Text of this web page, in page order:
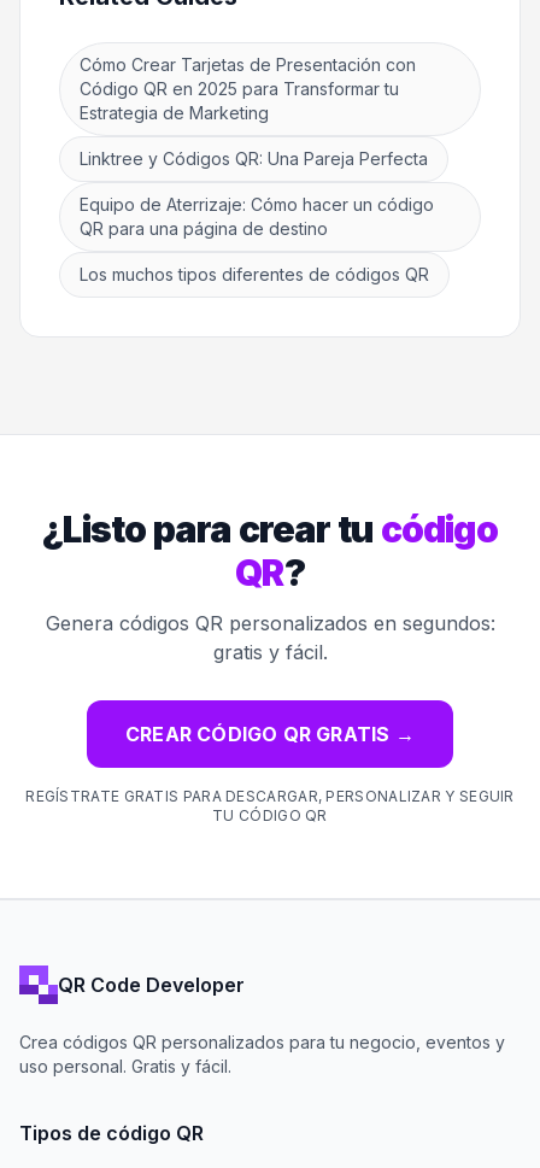
Cómo Crear Tarjetas de Presentación con
Código QR en 2025 para Transformar tu
Estrategia de Marketing
Linktree y Códigos QR: Una Pareja Perfecta
Equipo de Aterrizaje: Cómo hacer un código
QR para una página de destino
Los muchos tipos diferentes de códigos QR
¿Listo para crear tu código
QR?
Genera códigos QR personalizados en segundos:
gratis y fácil.
CREAR CÓDIGO QR GRATIS →
REGÍSTRATE GRATIS PARA DESCARGAR, PERSONALIZAR Y SEGUIR
TU CÓDIGO QR
QR Code Developer
Crea códigos QR personalizados para tu negocio, eventos y
uso personal. Gratis y fácil.
Tipos de código QR